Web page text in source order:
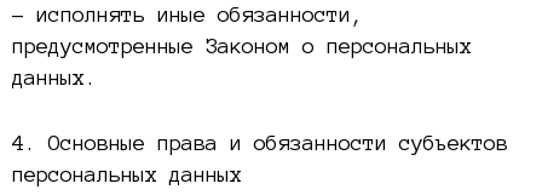
– исполнять иные обязанности,
предусмотренные Законом о персональных
данных.
4. Основные права и обязанности субъектов
персональных данных